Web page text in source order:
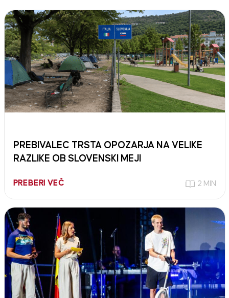
PREBIVALEC TRSTA OPOZARJA NA VELIKE
RAZLIKE OB SLOVENSKI MEJI
PREBERI VEČ 2 MIN